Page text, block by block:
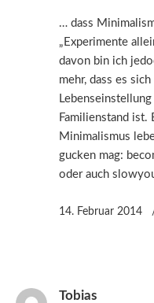
… dass
„Experimente
davon bin ich
mehr, dass es
Familienstand ist.
Minimalismus
gucken mag:
oder auch
14. Februar 2014
Tobias